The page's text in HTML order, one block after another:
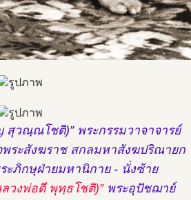
สุวณฺณโชติ)” พระกรรมวาจาจารย์
ระสังฆราช สกลมหาสังฆปริณายก
ะภิกษุฝ่ายมหานิกาย - นั่งซ้าย
วงพ่อดี พุทฺธโชติ)” พระอุปัชฌาย์